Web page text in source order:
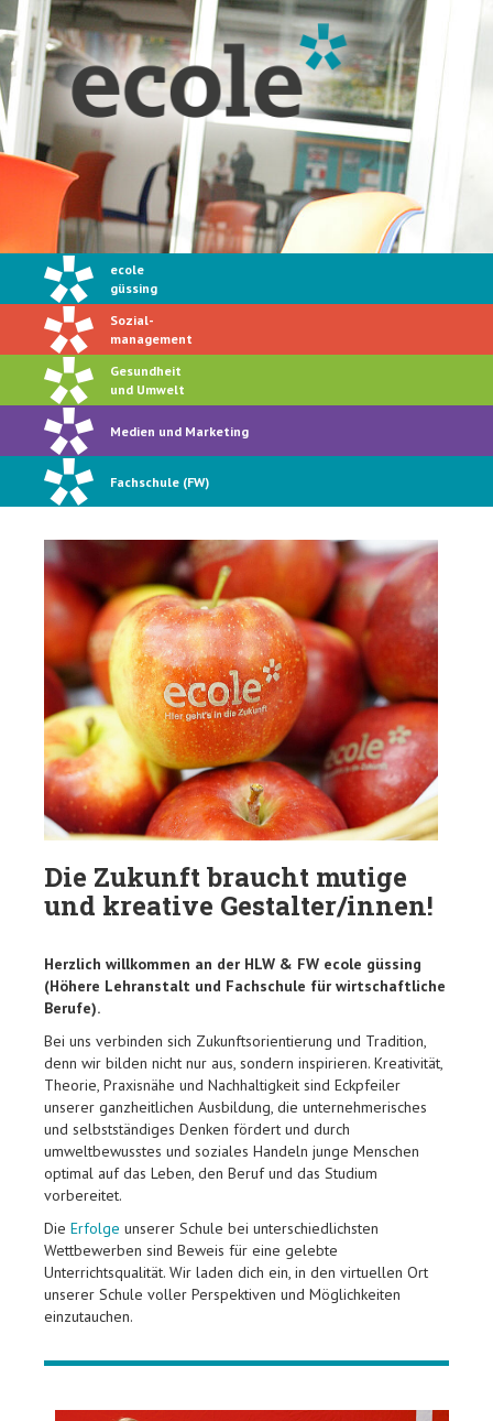
ecole
güssing
Sozial-
management
Gesundheit
und Umwelt
Medien und Marketing
Fachschule (FW)
Die Zukunft braucht mutige
und kreative Gestalter/innen!
Herzlich willkommen an der HLW & FW ecole güssing
(Höhere Lehranstalt und Fachschule für wirtschaftliche
Berufe).
Bei uns verbinden sich Zukunftsorientierung und Tradition,
denn wir bilden nicht nur aus, sondern inspirieren. Kreativität,
Theorie, Praxisnähe und Nachhaltigkeit sind Eckpfeiler
unserer ganzheitlichen Ausbildung, die unternehmerisches
und selbstständiges Denken fördert und durch
umweltbewusstes und soziales Handeln junge Menschen
optimal auf das Leben, den Beruf und das Studium
vorbereitet.
Die Erfolge unserer Schule bei unterschiedlichsten
Wettbewerben sind Beweis für eine gelebte
Unterrichtsqualität. Wir laden dich ein, in den virtuellen Ort
unserer Schule voller Perspektiven und Möglichkeiten
einzutauchen.